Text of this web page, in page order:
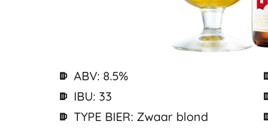
ABV: 8.5%
IBU: 33
TYPE BIER: Zwaar blond